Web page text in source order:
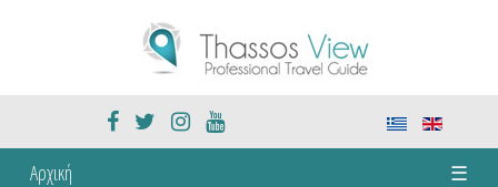
Αρχική ☰